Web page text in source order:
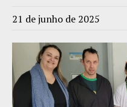
21 de junho de 2025